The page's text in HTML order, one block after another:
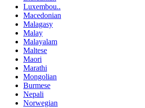
Luxembou..
Macedonian
Malagasy
Malay
Malayalam
Maltese
Maori
Marathi
Mongolian
Burmese
Nepali
Norwegian